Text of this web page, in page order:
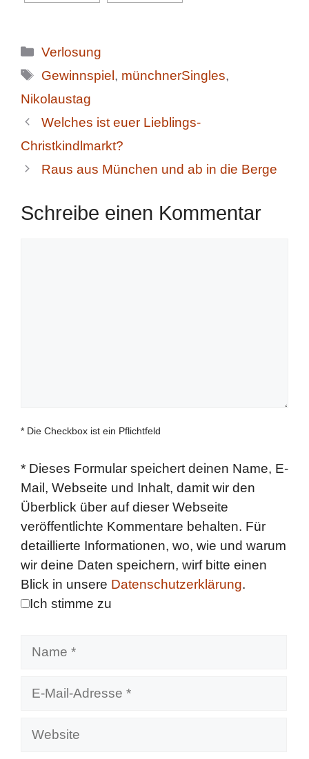
Kategorien
Verlosung
Schlagwörter
Gewinnspiel , münchnerSingles,
Nikolaustag
Welches ist euer Lieblings-
Christkindlmarkt?
Raus aus München und ab in die Berge
Schreibe einen Kommentar
* Die Checkbox ist ein Pflichtfeld
* Dieses Formular speichert deinen Name, E-
Mail, Webseite und Inhalt, damit wir den
Überblick über auf dieser Webseite
veröffentlichte Kommentare behalten. Für
detaillierte Informationen, wo, wie und warum
wir deine Daten speichern, wirf bitte einen
Blick in unsere Datenschutzerklärung.
Ich stimme zu
Website